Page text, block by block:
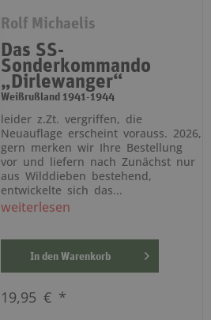
Rolf Michaelis
Das SS-
Sonderkommando
„Dirlewanger“
Weißrußland 1941-1944
leider z.Zt. vergriffen, die
Neuauflage erscheint vorauss. 2026,
gern merken wir Ihre Bestellung
vor und liefern nach Zunächst nur
aus Wilddieben bestehend,
entwickelte sich das...
weiterlesen
In den Warenkorb
19,95 € *